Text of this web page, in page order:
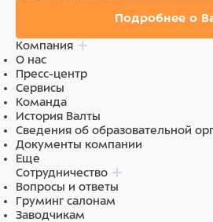
Подробнее о
Компания
О нас
Пресс-центр
Сервисы
Команда
История Валты
Сведения об образовательной
Документы компании
Еще
Сотрудничество
Вопросы и ответы
Груминг салонам
Заводчикам